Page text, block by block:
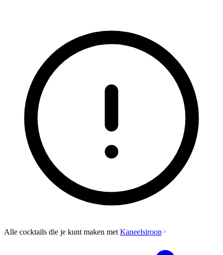
Alle cocktails die je kunt maken met Kaneelsiroop